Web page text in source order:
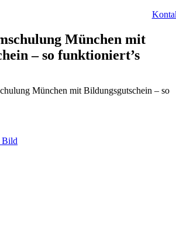
München mit
– so funktioniert’s
München mit Bildungsgutschein – so
Bild